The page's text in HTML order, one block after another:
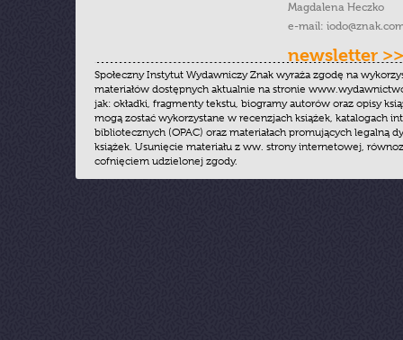
Magdalena Heczko
e-mail:
newsletter >>
Społeczny Instytut Wydawniczy Znak wyraża zgodę na
materiałów dostępnych aktualnie na stronie
jak: okładki, fragmenty tekstu, biogramy autorów oraz opisy
mogą zostać wykorzystane w recenzjach książek, katalogach
bibliotecznych (OPAC) oraz materiałach promujących legalną
książek. Usunięcie materiału z ww. strony internetowej,
cofnięciem udzielonej zgody.